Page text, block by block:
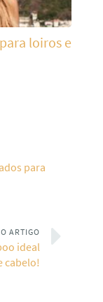
loiros e
para
ARTIGO
ideal
cabelo!